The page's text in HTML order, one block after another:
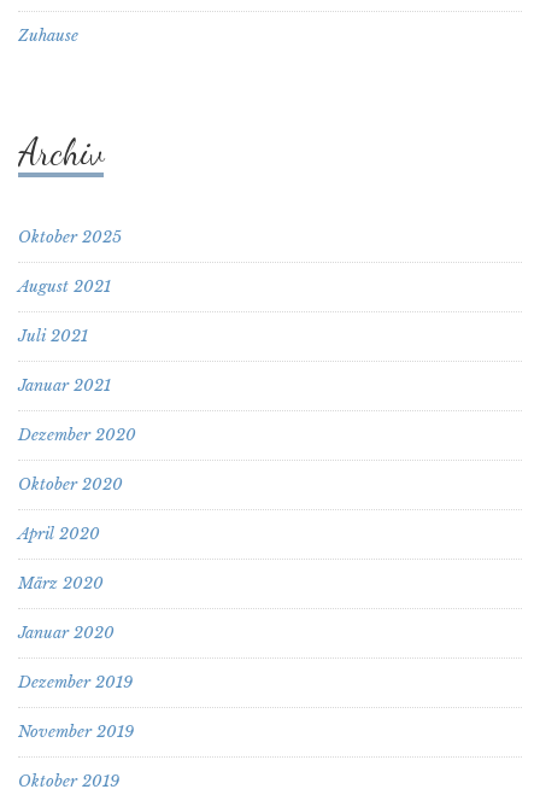
Zuhause
Archiv
Oktober 2025
August 2021
Juli 2021
Januar 2021
Dezember 2020
Oktober 2020
April 2020
März 2020
Januar 2020
Dezember 2019
November 2019
Oktober 2019